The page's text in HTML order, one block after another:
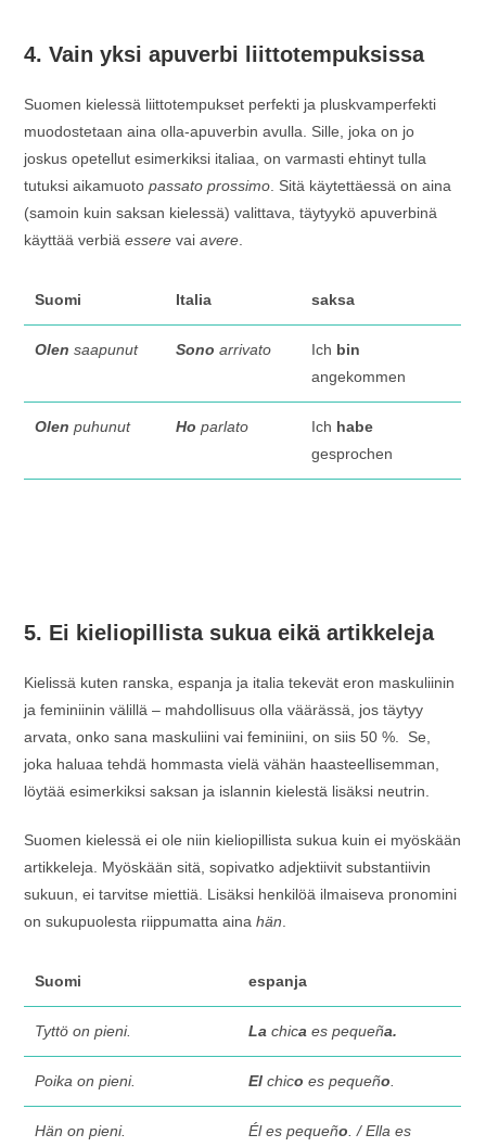
4. Vain yksi apuverbi liittotempuksissa
Suomen kielessä liittotempukset perfekti ja pluskvamperfekti
muodostetaan aina olla-apuverbin avulla. Sille, joka on jo
joskus opetellut esimerkiksi italiaa, on varmasti ehtinyt tulla
tutuksi aikamuotopassato prossimo . Sitä käytettäessä on aina
(samoin kuin saksan kielessä) valittava, täytyykö apuverbinä
käyttää verbiäessere vaiavere
Suomi Italia saksa
Olen saapunut Sono arrivato Ich bin
angekommen
Olen puhunut Ho parlato Ich habe
gesprochen
5. Ei kieliopillista sukua eikä artikkeleja
Kielissä kuten ranska, espanja ja italia tekevät eron maskuliinin
ja feminiinin välillä – mahdollisuus olla väärässä, jos täytyy
arvata, onko sana maskuliini vai feminiini, on siis 50 %. Se,
joka haluaa tehdä hommasta vielä vähän haasteellisemman,
löytää esimerkiksi saksan ja islannin kielestä lisäksi neutrin.
Suomen kielessä ei ole niin kieliopillista sukua kuin ei myöskään
artikkeleja. Myöskään sitä, sopivatko adjektiivit substantiivin
sukuun, ei tarvitse miettiä. Lisäksi henkilöä ilmaiseva pronomini
on sukupuolesta riippumatta ainahän
Suomi espanja
Tyttö on pieni. La chica es pequeña.
Poika on pieni. El chico es pequeño
Hän on pieni. Él es pequeño . / Ella es